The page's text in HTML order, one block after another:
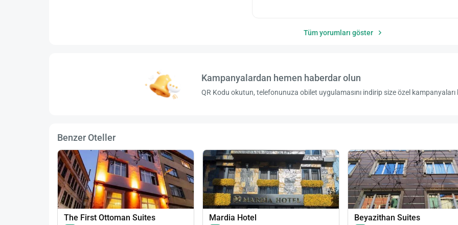
Tüm yorumları göster
Kampanyalardan hemen haberdar olun
QR Kodu okutun, telefonunuza obilet uygulamasını indirip size özel kampanyaları
Benzer Oteller
The First Ottoman Suites Mardia Hotel Beyazithan Suites